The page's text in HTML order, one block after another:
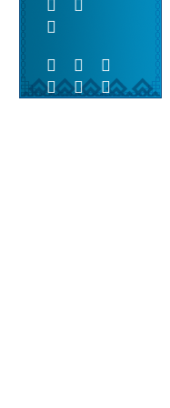
  